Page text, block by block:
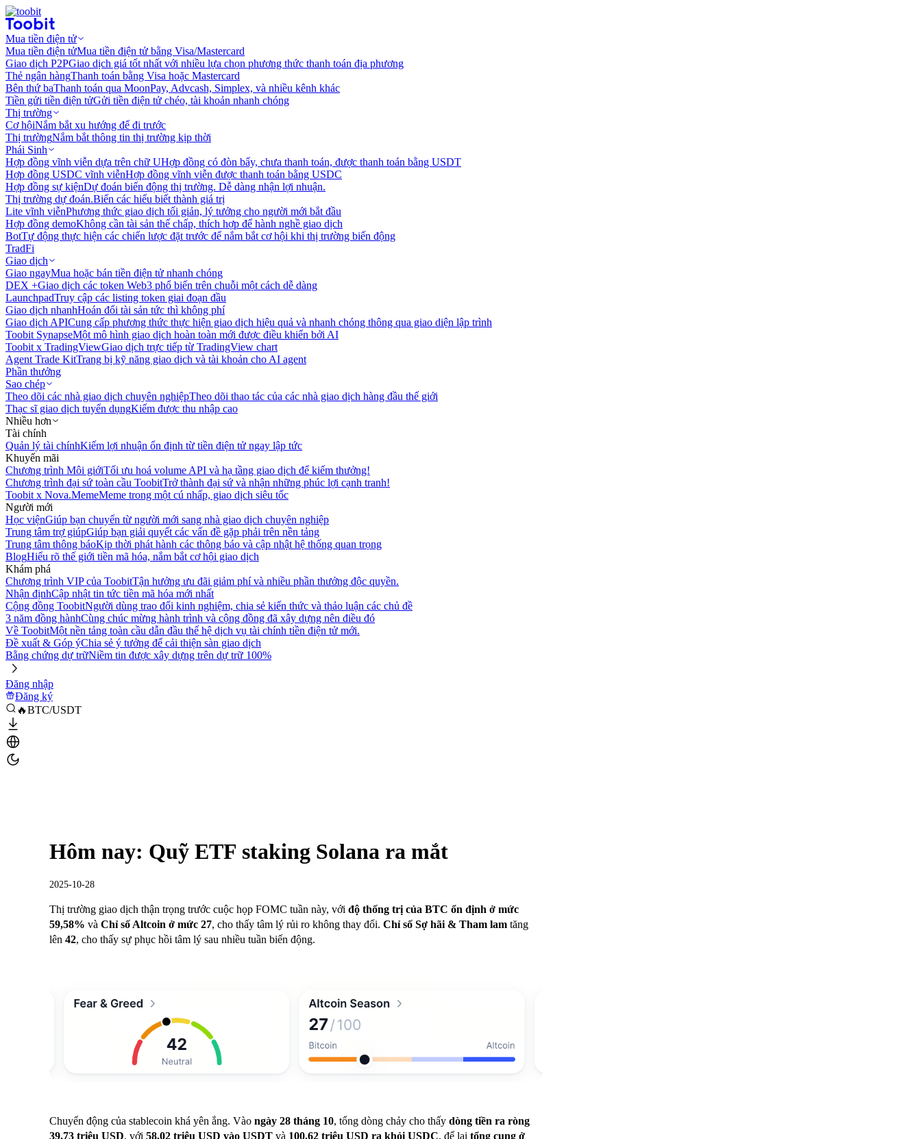
Mua tiền điện tử
Mua tiền điện tửMua tiền điện tử bằng Visa/Mastercard
Giao dịch P2PGiao dịch giá tốt nhất với nhiều lựa chọn phương thức thanh toán địa phương
Thẻ ngân hàngThanh toán bằng Visa hoặc Mastercard
Bên thứ baThanh toán qua MoonPay, Advcash, Simplex, và nhiều kênh khác
Tiền gửi tiền điện tửGửi tiền điện tử chéo, tài khoản nhanh chóng
Thị trường
Cơ hộiNắm bắt xu hướng để đi trước
Thị trườngNắm bắt thông tin thị trường kịp thời
Phái Sinh
Hợp đồng vĩnh viễn dựa trên chữ UHợp đồng có đòn bẩy, chưa thanh toán, được thanh toán bằng USDT
Hợp đồng USDC vĩnh viễnHợp đồng vĩnh viễn được thanh toán bằng USDC
Hợp đồng sự kiệnDự đoán biến động thị trường. Dễ dàng nhận lợi nhuận.
Thị trường dự đoán.Biến các hiểu biết thành giá trị
Lite vĩnh viễnPhương thức giao dịch tối giản, lý tưởng cho người mới bắt đầu
Hợp đồng demoKhông cần tài sản thế chấp, thích hợp để hành nghề giao dịch
BotTự động thực hiện các chiến lược đặt trước để nắm bắt cơ hội khi thị trường biến động
TradFi
Giao dịch
Giao ngayMua hoặc bán tiền điện tử nhanh chóng
DEX +Giao dịch các token Web3 phổ biến trên chuỗi một cách dễ dàng
LaunchpadTruy cập các listing token giai đoạn đầu
Giao dịch nhanhHoán đổi tài sản tức thì không phí
Giao dịch APICung cấp phương thức thực hiện giao dịch hiệu quả và nhanh chóng thông qua giao diện lập trình
Toobit SynapseMột mô hình giao dịch hoàn toàn mới được điều khiển bởi AI
Toobit x TradingViewGiao dịch trực tiếp từ TradingView chart
Agent Trade KitTrang bị kỹ năng giao dịch và tài khoản cho AI agent
Phần thưởng
Sao chép
Theo dõi các nhà giao dịch chuyên nghiệpTheo dõi thao tác của các nhà giao dịch hàng đầu thế giới
Thạc sĩ giao dịch tuyển dụngKiếm được thu nhập cao
Nhiều hơn
Tài chính
Quản lý tài chínhKiếm lợi nhuận ổn định từ tiền điện tử ngay lập tức
Khuyến mãi
Chương trình Môi giớiTối ưu hoá volume API và hạ tầng giao dịch để kiếm thưởng!
Chương trình đại sứ toàn cầu ToobitTrở thành đại sứ và nhận những phúc lợi cạnh tranh!
Toobit x Nova.MemeMeme trong một cú nhấp, giao dịch siêu tốc
Người mới
Học việnGiúp bạn chuyển từ người mới sang nhà giao dịch chuyên nghiệp
Trung tâm trợ giúpGiúp bạn giải quyết các vấn đề gặp phải trên nền tảng
Trung tâm thông báoKịp thời phát hành các thông báo và cập nhật hệ thống quan trọng
BlogHiểu rõ thế giới tiền mã hóa, nắm bắt cơ hội giao dịch
Khám phá
Chương trình VIP của ToobitTận hưởng ưu đãi giảm phí và nhiều phần thưởng độc quyền.
Nhận địnhCập nhật tin tức tiền mã hóa mới nhất
Cộng đồng ToobitNgười dùng trao đổi kinh nghiệm, chia sẻ kiến thức và thảo luận các chủ đề
3 năm đồng hànhCùng chúc mừng hành trình và cộng đồng đã xây dựng nên điều đó
Về ToobitMột nền tảng toàn cầu dẫn đầu thế hệ dịch vụ tài chính tiền điện tử mới.
Đề xuất & Góp ýChia sẻ ý tưởng để cải thiện sàn giao dịch
Bằng chứng dự trữNiềm tin được xây dựng trên dự trữ 100%
Đăng nhập
Đăng ký
🔥BTC/USDT
Hôm nay: Quỹ ETF staking Solana ra mắt
2025-10-28
Thị trường giao dịch thận trọng trước cuộc họp FOMC tuần này, với độ thống trị của BTC ổn định ở mức
59,58% và Chỉ số Altcoin ở mức 27, cho thấy tâm lý rủi ro không thay đổi. Chỉ số Sợ hãi & Tham lam tăng
lên 42, cho thấy sự phục hồi tâm lý sau nhiều tuần biến động.
Chuyển động của stablecoin khá yên ắng. Vào ngày 28 tháng 10, tổng dòng chảy cho thấy dòng tiền ra ròng
39,73 triệu USD, với 58,02 triệu USD vào USDT và 100,62 triệu USD ra khỏi USDC, để lại tổng cung ở